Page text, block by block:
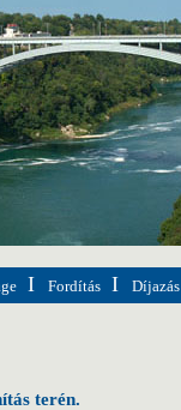
I Fordítás I Díjazás
terén.